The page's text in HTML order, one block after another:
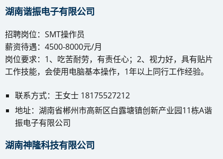
湖南谐振电子有限公司
招聘岗位：SMT操作员
薪资待遇：4500-8000元/月
岗位要求：1、吃苦耐劳，有责任心；2、视力好，具有贴片
工作技能，会使用电脑基本操作，1年以上同行工作经验。
联系方式：王女士 18175527212
地址：湖南省郴州市高新区白露塘镇创新产业园11栋A谐
振电子有限公司
湖南神隆科技有限公司